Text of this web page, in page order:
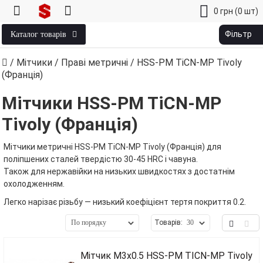
0 грн (0 шт)
Каталог товарів
/ Мітчики / Праві метричні / HSS-PM TiCN-MP Tivoly
(Франція)
Мітчики HSS-PM TiCN-MP
Tivoly (Франція)
Мітчики метричні HSS-PM TiCN-MP Tivoly (Франція) для
поліпшених сталей твердістю 30-45 HRC і чавуна.
Також для нержавійки на низьких швидкостях з достатнім
охолодженням.
Легко нарізає різьбу — низький коефіцієнт тертя покриття 0.2.
Товарів:
Мітчик М3х0.5 HSS-PM TICN-MP Tivoly
Фільтр